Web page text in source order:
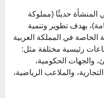
حديثًا (مملوكة
بهدف تطوير وتنمية
الخاصة في المملكة العربية
رئيسية مختلفة مثل:
والجهات الحكومية،
والملاعب الرياضية،